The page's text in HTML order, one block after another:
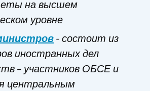
на высшем
уровне
- состоит из
иностранных дел
– участников ОБСЕ и
центральным